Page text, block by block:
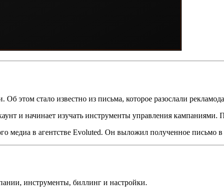
этом стало известно из письма, которое разослали
и начинает изучать инструменты управления
медиа в агентстве Evoluted. Он выложил полученное письмо
инструменты, биллинг и настройки.